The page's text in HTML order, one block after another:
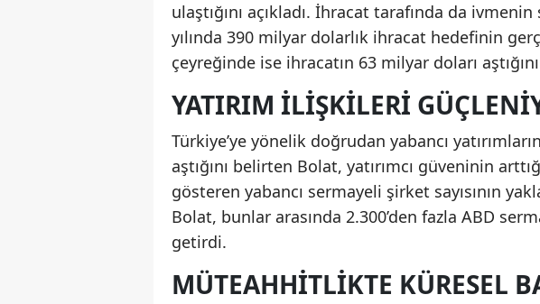
ulaştığını açıkladı. İhracat tarafında da
yılında 390 milyar dolarlık ihracat hedefinin
çeyreğinde ise ihracatın 63 milyar doları
YATIRIM İLIŞKILERI
Türkiye’ye yönelik doğrudan yabancı
aştığını belirten Bolat, yatırımcı güveninin
gösteren yabancı sermayeli şirket sayısının
Bolat, bunlar arasında 2.300’den fazla ABD
getirdi.
MÜTEAHHITLIKTE KÜRESEL